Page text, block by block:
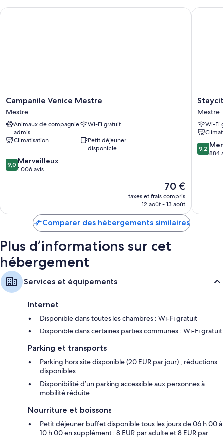
Campanile
Venice
Mestre
Mestre
Campanile Venice Mestre
Mestre
Animaux de compagnie
admis
Wi-Fi gratuit
Climatisation
Petit déjeuner
disponible
9.0
sur
9,0 Merveilleux
1 006 avis
Le
nouveau
prix
de
70 €
taxes et frais compris
12 août - 13 août
Campanile Venice Mestre
Staycity
Venice,
Mestre
Mestre
Mestre
Wi-Fi
9.2
sur
9,2
884
Staycity
Comparer des hébergements similaires
Plus d’informations sur cet
hébergement
Services et équipements
Internet
Disponible dans toutes les chambres : Wi-Fi gratuit
Disponible dans certaines parties communes : Wi-Fi gratuit
Parking et transports
Parking hors site disponible (20 EUR par jour) ; réductions
disponibles
Disponibilité d’un parking accessible aux personnes à
mobilité réduite
Nourriture et boissons
Petit déjeuner buffet disponible tous les jours de 06 h 00 à
10 h 00 en supplément : 8 EUR par adulte et 8 EUR par